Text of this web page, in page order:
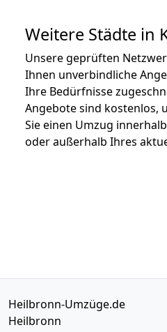
Weitere Städte in
Unsere geprüften
Ihnen unverbindliche
Ihre Bedürfnisse
Angebote sind kostenlos,
Sie einen Umzug
oder außerhalb Ihres
Heilbronn-Umzüge.de
Heilbronn